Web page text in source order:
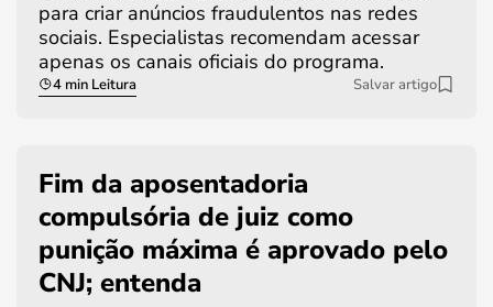
para criar anúncios fraudulentos nas redes
sociais. Especialistas recomendam acessar
apenas os canais oficiais do programa.
4 min Leitura Salvar artigo
Fim da aposentadoria
compulsória de juiz como
punição máxima é aprovado pelo
CNJ; entenda